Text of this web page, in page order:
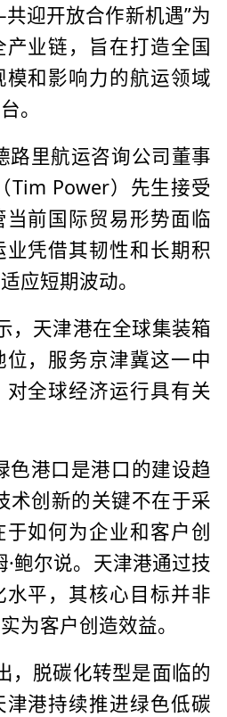
迎开放合作新机遇”为
业链，旨在打造全国
和影响力的航运领域
。
里航运咨询公司董事
Tim Power）先生接受
前国际贸易形势面临
凭借其韧性和长期积
应短期波动。
天津港在全球集装箱
，服务京津冀这一中
全球经济运行具有关
港口是港口的建设趋
术创新的关键不在于采
如何为企业和客户创
鲍尔说。天津港通过技
平，其核心目标并非
为客户创造效益。
脱碳化转型是面临的
港持续推进绿色低碳